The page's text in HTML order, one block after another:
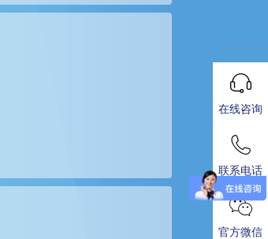
在线咨询
联系电话
官方微信